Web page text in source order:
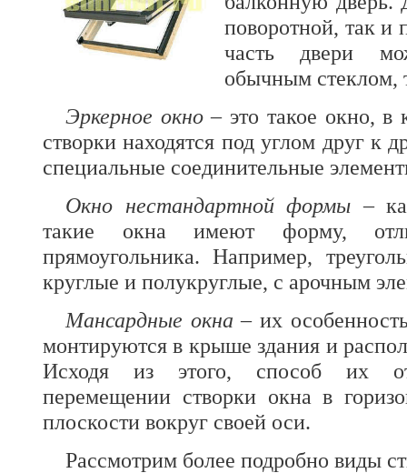
поворотной, так и
часть двери
обычным стеклом,
Эркерное окно– это такое окно, в
створки находятся под углом друг к
специальные соединительные
Окно нестандартной формы –
такие окна имеют форму,
прямоугольника. Например,
круглые и полукруглые, с арочным
Мансардные окна – их
монтируются в крыше здания и
Исходя из этого, способ их
перемещении створки окна в
плоскости вокруг своей оси.
Рассмотрим более подробно виды